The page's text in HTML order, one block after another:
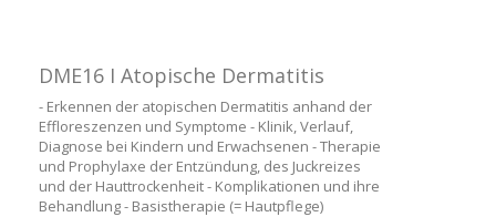
DME16 I Atopische Dermatitis
- Erkennen der atopischen Dermatitis anhand der
Effloreszenzen und Symptome - Klinik, Verlauf,
Diagnose bei Kindern und Erwachsenen - Therapie
und Prophylaxe der Entzündung, des Juckreizes
und der Hauttrockenheit - Komplikationen und ihre
Behandlung - Basistherapie (= Hautpflege)